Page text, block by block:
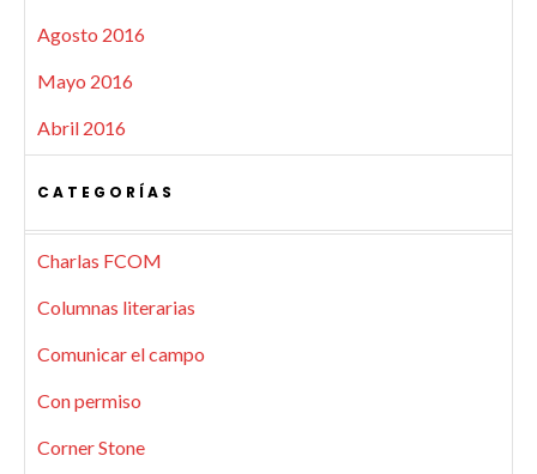
Agosto 2016
Mayo 2016
Abril 2016
CATEGORÍAS
Charlas FCOM
Columnas literarias
Comunicar el campo
Con permiso
Corner Stone